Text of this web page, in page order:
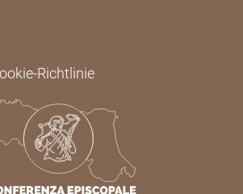
Richtlinie